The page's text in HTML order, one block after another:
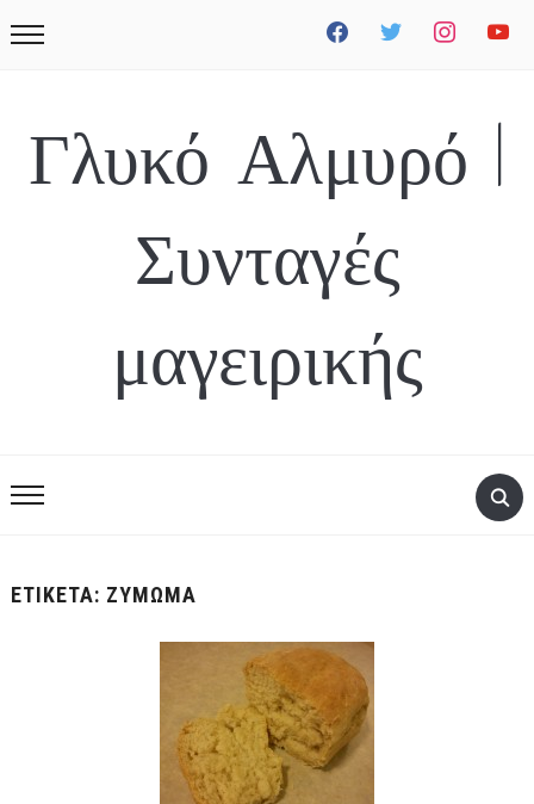
facebook twitter instagramyoutube
Γλυκό Αλμυρό |
Συνταγές
μαγειρικής
ΕΤΙΚΈΤΑ: ΖΎΜΩΜΑ